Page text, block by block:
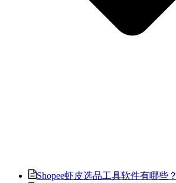
Shopee虾皮选品工具软件有哪些？